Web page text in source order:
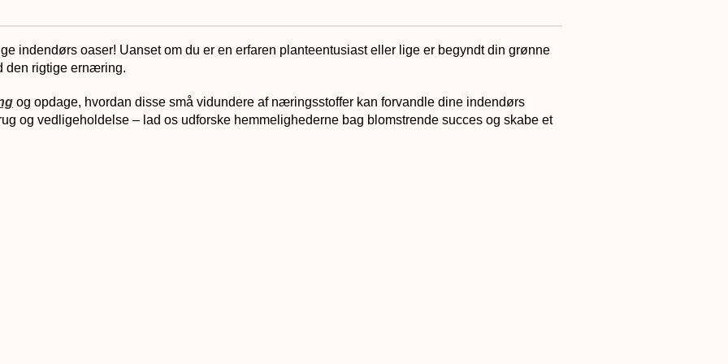
indendørs oaser! Uanset om du er en erfaren planteentusiast eller lige er begyndt din grønne
den rigtige ernæring.
og opdage, hvordan disse små vidundere af næringsstoffer kan forvandle dine indendørs
og vedligeholdelse – lad os udforske hemmelighederne bag blomstrende succes og skabe et